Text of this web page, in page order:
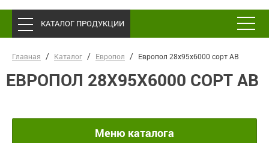
КАТАЛОГ ПРОДУКЦИИ
Главная Каталог Европол Европол 28х95х6000 сорт АВ
ЕВРОПОЛ 28Х95Х6000 СОРТ АВ
Меню каталога